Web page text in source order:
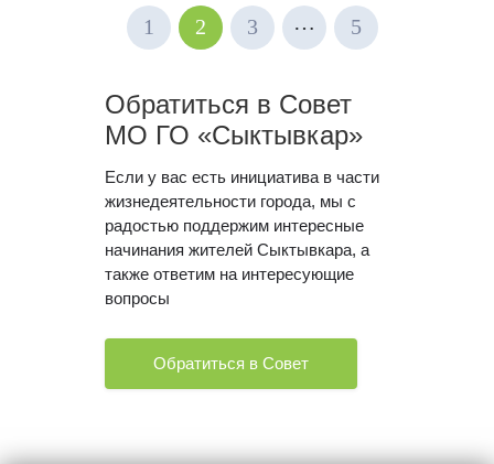
1 2 3 … 5
Обратиться в Совет
МО ГО «Сыктывкар»
Если у вас есть инициатива в части
жизнедеятельности города, мы с
радостью поддержим интересные
начинания жителей Сыктывкара, а
также ответим на интересующие
вопросы
Обратиться в Совет